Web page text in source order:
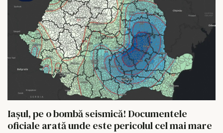
Iașul, pe o bombă seismică! Documentele
oficiale arată unde este pericolul cel mai mare